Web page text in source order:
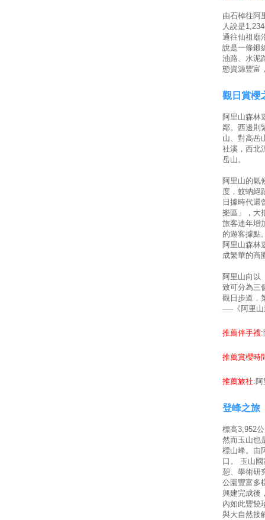
由石棹往阿
人說是
通往仙祖廟
說是一條鍛
油路、水泥
態資源豐富
觀日賞櫻
阿里山森林
鄰。西邊則
山、對高岳
社溪，西北
岳山。
阿里山的氣
度，蚊蚋絕
日據時代還
樂區」，大
旅客連年增
的遊客據點
阿里山森林
成繁華的商
阿里山向以
致可分為三
觀日步道，
──《阿里山
推薦伴手禮:
推薦賞櫻時
推薦旅社:
登峰之旅
標高3,952
然而玉山也
標山峰。由
口。 玉山
憩、學術研
公園豐富多
興建完成後
內如此豐饒
與大自然接